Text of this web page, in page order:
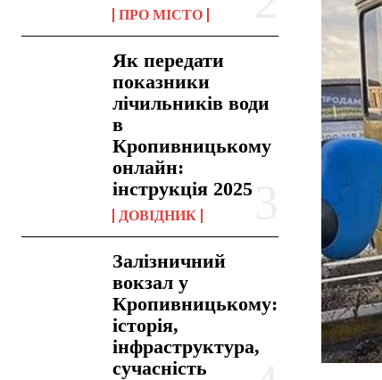
ПРО МІСТО
Як передати
показники
лічильників води
в
Кропивницькому
онлайн:
інструкція 2025
ДОВІДНИК
Залізничний
вокзал у
Кропивницькому:
історія,
інфраструктура,
сучасність